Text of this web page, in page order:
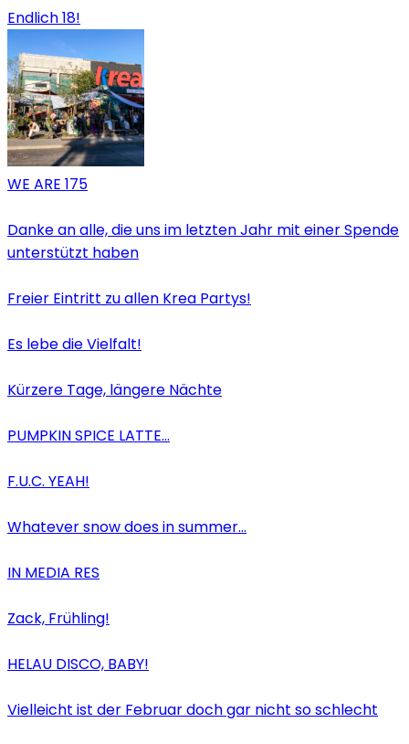
Endlich 18!
WE ARE 175
Danke an alle, die uns im letzten Jahr mit einer Spende
unterstützt haben
Freier Eintritt zu allen Krea Partys!
Es lebe die Vielfalt!
Kürzere Tage, längere Nächte
PUMPKIN SPICE LATTE…
F.U.C. YEAH!
Whatever snow does in summer…
IN MEDIA RES
Zack, Frühling!
HELAU DISCO, BABY!
Vielleicht ist der Februar doch gar nicht so schlecht